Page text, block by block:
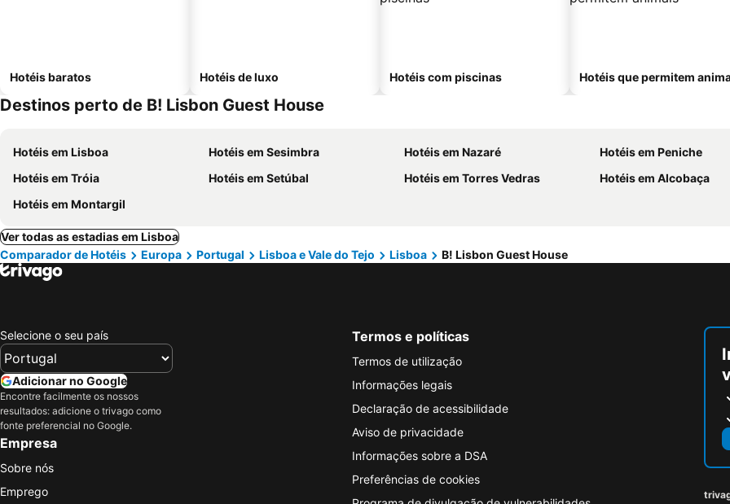
Hotéis baratos Hotéis de luxo Hotéis com piscinas Hotéis que permitem
Destinos perto de B! Lisbon Guest House
Hotéis em Lisboa Hotéis em Sesimbra Hotéis em Nazaré
Hotéis em Peniche
Hotéis em Tróia
Hotéis em Setúbal Hotéis em Torres Vedras
Hotéis em Alcobaça
Hotéis em Montargil
Ver todas as estadias em Lisboa
Comparador de Hotéis
Europa Portugal Lisboa e Vale do Tejo Lisboa B! Lisbon Guest House
Selecione o seu país
Adicionar no Google
Encontre facilmente os nossos
resultados: adicione o trivago como
fonte preferencial no Google.
Empresa
Sobre nós
Emprego
Termos e políticas
Termos de utilização
Informações legais
Declaração de acessibilidade
Aviso de privacidade
Informações sobre a DSA
Preferências de cookies